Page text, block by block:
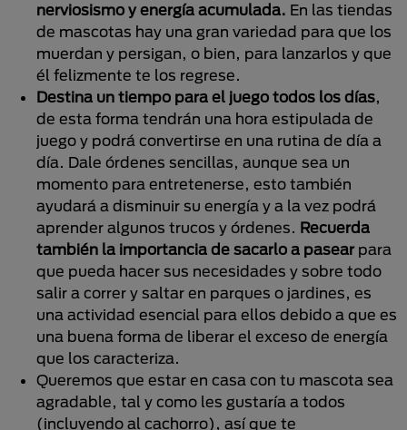
nerviosismo y energía acumulada. En las tiendas
de mascotas hay una gran variedad para que los
muerdan y persigan, o bien, para lanzarlos y que
él felizmente te los regrese.
Destina un tiempo para el juego todos los días,
de esta forma tendrán una hora estipulada de
juego y podrá convertirse en una rutina de día a
día. Dale órdenes sencillas, aunque sea un
momento para entretenerse, esto también
ayudará a disminuir su energía y a la vez podrá
aprender algunos trucos y órdenes. Recuerda
también la importancia de sacarlo a pasearpara
que pueda hacer sus necesidades y sobre todo
salir a correr y saltar en parques o jardines, es
una actividad esencial para ellos debido a que es
una buena forma de liberar el exceso de energía
que los caracteriza.
Queremos que estar en casa con tu mascota sea
agradable, tal y como les gustaría a todos
(incluyendo al cachorro), así que te